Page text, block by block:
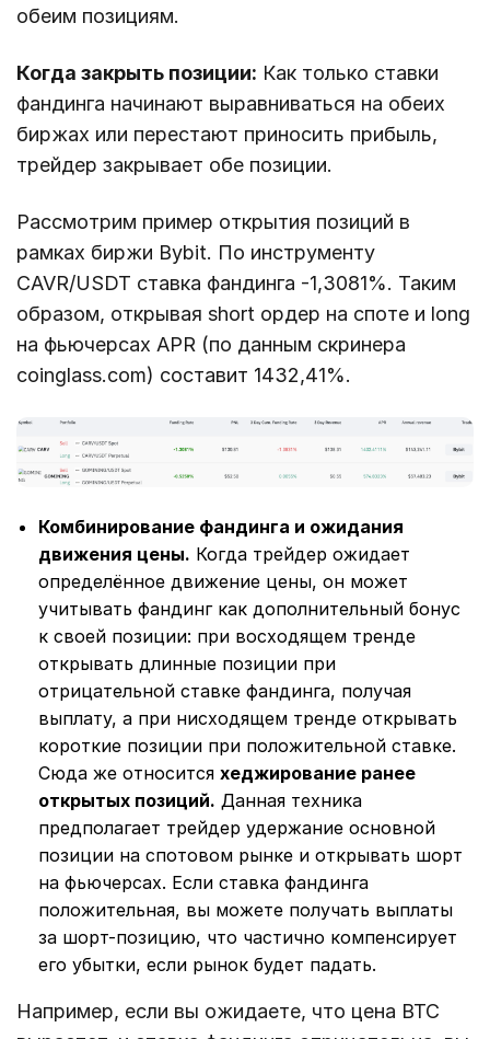
обеим позициям.
Когда закрыть позиции: Как только ставки
фандинга начинают выравниваться на обеих
биржах или перестают приносить прибыль,
трейдер закрывает обе позиции.
Рассмотрим пример открытия позиций в
рамках биржи Bybit. По инструменту
CAVR/USDT ставка фандинга -1,3081%. Таким
образом, открывая short ордер на споте и long
на фьючерсах APR (по данным скринера
coinglass.com) составит 1432,41%.
Комбинирование фандинга и ожидания
движения цены. Когда трейдер ожидает
определённое движение цены, он может
учитывать фандинг как дополнительный бонус
к своей позиции: при восходящем тренде
открывать длинные позиции при
отрицательной ставке фандинга, получая
выплату, а при нисходящем тренде открывать
короткие позиции при положительной ставке.
Сюда же относится хеджирование ранее
открытых позиций. Данная техника
предполагает трейдер удержание основной
позиции на спотовом рынке и открывать шорт
на фьючерсах. Если ставка фандинга
положительная, вы можете получать выплаты
за шорт-позицию, что частично компенсирует
его убытки, если рынок будет падать.
Например, если вы ожидаете, что цена BTC